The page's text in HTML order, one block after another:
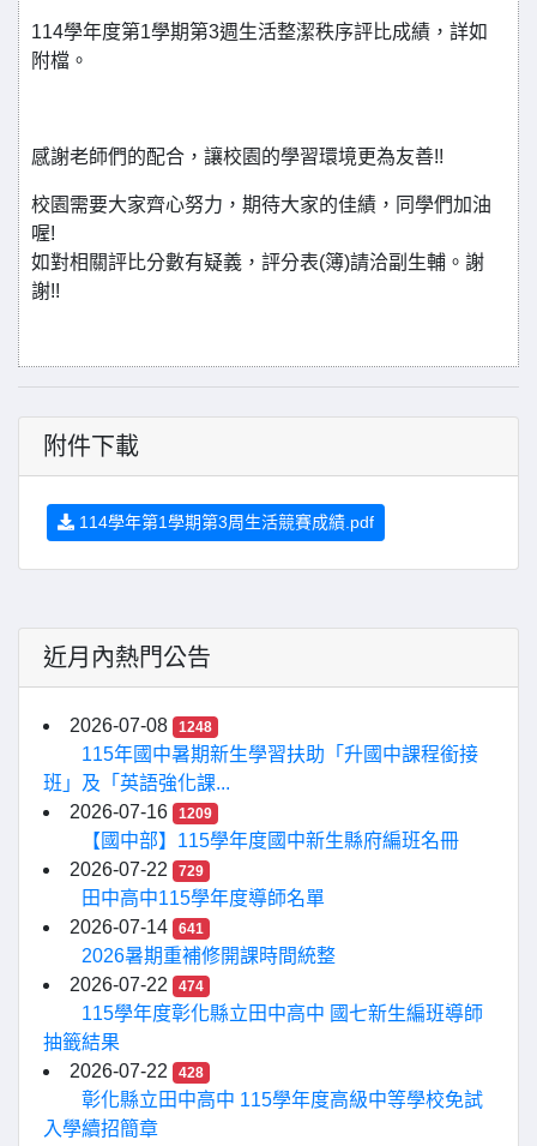
114學年度第1學期第3週生活整潔秩序評比成績，詳如
附檔。
感謝老師們的配合，讓校園的學習環境更為友善!!
校園需要大家齊心努力，期待大家的佳績，同學們加油
喔!
如對相關評比分數有疑義，評分表(簿)請洽副生輔。謝
謝!!
附件下載
114學年第1學期第3周生活競賽成績.pdf
近月內熱門公告
2026-07-08 1248
115年國中暑期新生學習扶助「升國中課程銜接
班」及「英語強化課...
2026-07-16
1209
【國中部】115學年度國中新生縣府編班名冊
2026-07-22
729
田中高中115學年度導師名單
2026-07-14
641
2026暑期重補修開課時間統整
2026-07-22
474
115學年度彰化縣立田中高中 國七新生編班導師
抽籤結果
2026-07-22
428
彰化縣立田中高中 115學年度高級中等學校免試
入學續招簡章